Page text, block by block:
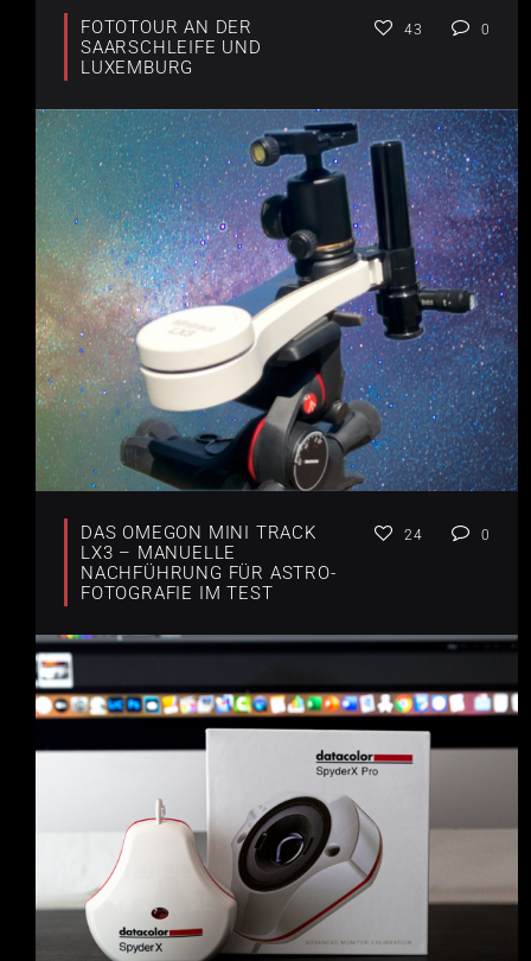
FOTOTOUR AN DER
SAARSCHLEIFE UND
LUXEMBURG
43 0
DAS OMEGON MINI TRACK
LX3 – MANUELLE
NACHFÜHRUNG FÜR ASTRO-
FOTOGRAFIE IM TEST
24 0